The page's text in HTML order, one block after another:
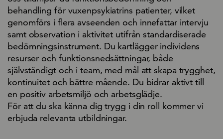
behandling för vuxenpsykiatrins patienter, vilket
genomförs i flera avseenden och innefattar intervju
samt observation i aktivitet utifrån standardiserade
bedömningsinstrument. Du kartlägger individens
resurser och funktionsnedsättningar, både
självständigt och i team, med mål att skapa trygghet,
kontinuitet och bättre mående. Du bidrar aktivt till
en positiv arbetsmiljö och arbetsglädje.
För att du ska känna dig trygg i din roll kommer vi
erbjuda relevanta utbildningar.